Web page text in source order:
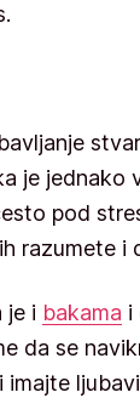
je jednako
pod
razumete i
je i bakama i
da se
imajte